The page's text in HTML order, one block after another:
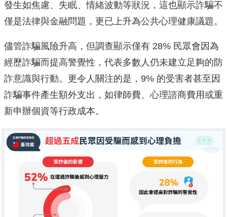
發生如焦慮、失眠、情緒波動等狀況，這也顯示詐騙不
僅是法律與金融問題，更已上升為公共心理健康議題。
儘管詐騙風險升高，但調查顯示僅有 28% 民眾會因為
經歷詐騙而提高警覺性，代表多數人仍未建立足夠的防
詐意識與行動。更令人關注的是，9% 的受害者甚至因
詐騙事件產生額外支出，如律師費、心理諮商費用或重
新申辦個資等行政成本。